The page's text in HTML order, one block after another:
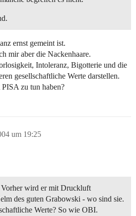
ernst gemeint ist.
mir aber die Nackenhaare.
Intoleranz, Bigotterie und die
gesellschaftliche Werte darstellen.
zu tun haben?
um 19:25
wird er mit Druckluft
des guten Grabowski - wo sind sie.
Werte? So wie OBI.